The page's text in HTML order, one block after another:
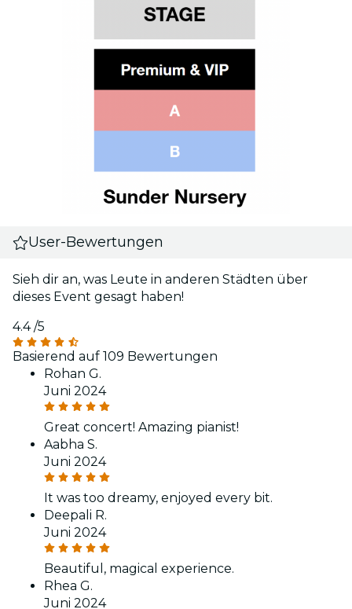
User-Bewertungen
Sieh dir an, was Leute in anderen Städten über
dieses Event gesagt haben!
4.4/5
Basierend auf 109 Bewertungen
Rohan G.
Juni 2024
Great concert! Amazing pianist!
Aabha S.
Juni 2024
It was too dreamy, enjoyed every bit.
Deepali R.
Juni 2024
Beautiful, magical experience.
Rhea G.
Juni 2024